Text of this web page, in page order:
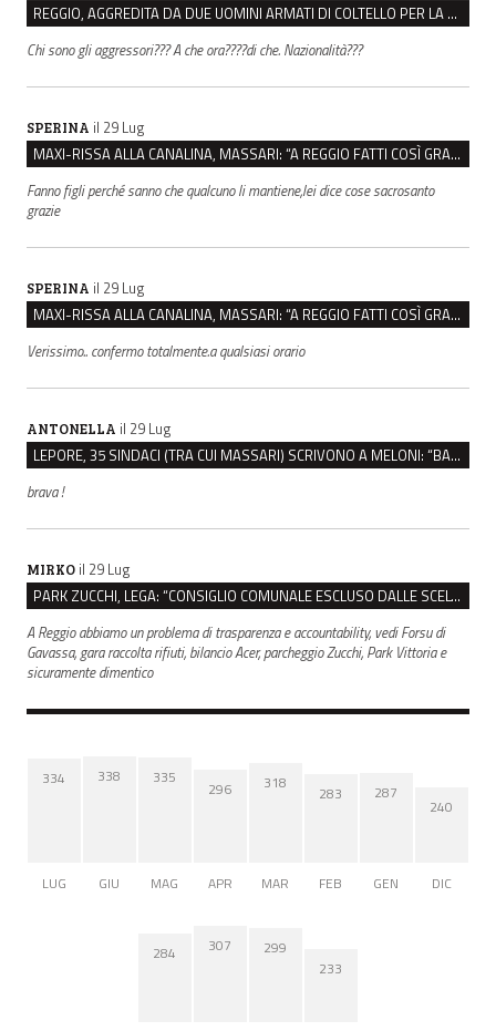
REGGIO, AGGREDITA DA DUE UOMINI ARMATI DI COLTELLO PER LA BORSA: LEI REAGISCE E LI FA SCAPPARE
Chi sono gli aggressori??? A che ora????di che. Nazionalità???
SPERINA il 29 Lug
MAXI-RISSA ALLA CANALINA, MASSARI: “A REGGIO FATTI COSÌ GRAVI NON DEVONO TROVARE SPAZIO”
Fanno figli perché sanno che qualcuno li mantiene,lei dice cose sacrosanto
grazie
SPERINA il 29 Lug
MAXI-RISSA ALLA CANALINA, MASSARI: “A REGGIO FATTI COSÌ GRAVI NON DEVONO TROVARE SPAZIO”
Verissimo.. confermo totalmente.a qualsiasi orario
ANTONELLA il 29 Lug
LEPORE, 35 SINDACI (TRA CUI MASSARI) SCRIVONO A MELONI: “BASTA ATTACCHI ISTITUZIONALI”
brava !
MIRKO il 29 Lug
PARK ZUCCHI, LEGA: “CONSIGLIO COMUNALE ESCLUSO DALLE SCELTE, PRETENDIAMO TUTTI GLI ATTI”
A Reggio abbiamo un problema di trasparenza e accountability, vedi Forsu di
Gavassa, gara raccolta rifiuti, bilancio Acer, parcheggio Zucchi, Park Vittoria e
sicuramente dimentico
334
LUG
338
GIU
335
MAG
296
APR
318
MAR
283
FEB
287
GEN
240
DIC
284 307 299
233